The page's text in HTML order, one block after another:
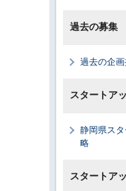
過去の募集
過去の企
スタートア
静岡県ス
略
スタートア